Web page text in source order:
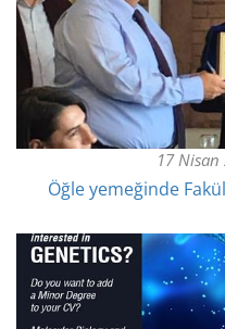
17 Nisan
Öğle yemeğinde